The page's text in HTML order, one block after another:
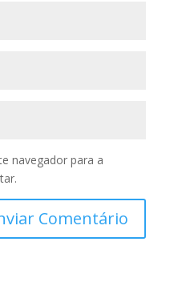
navegador para a